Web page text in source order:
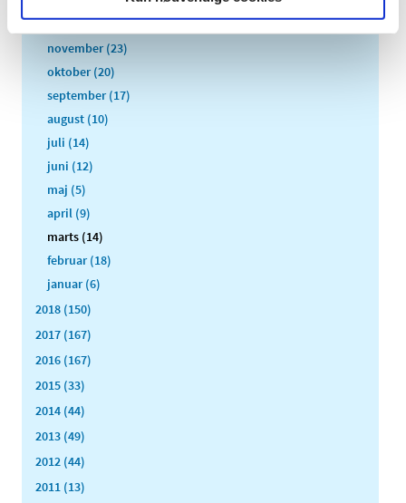
december (11)
november (23)
oktober (20)
september (17)
august (10)
juli (14)
juni (12)
maj (5)
april (9)
marts (14)
februar (18)
januar (6)
2018 (150)
2017 (167)
2016 (167)
2015 (33)
2014 (44)
2013 (49)
2012 (44)
2011 (13)